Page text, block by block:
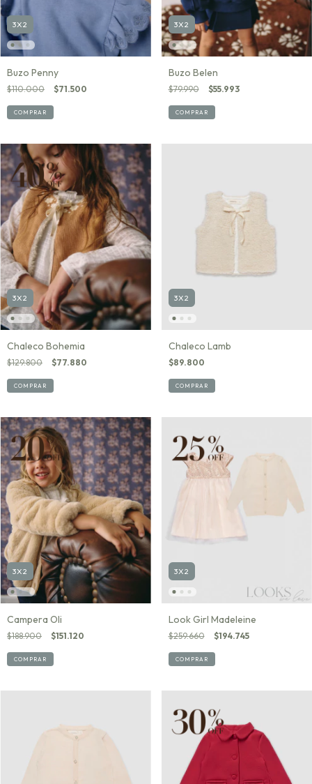
3X2
Buzo Penny
$110.000 $71.500
COMPRAR
3X2
Buzo Belen
$79.990 $55.993
COMPRAR
3X2
Chaleco Bohemia
$129.800 $77.880
COMPRAR
3X2
Chaleco Lamb
$89.800
COMPRAR
3X2
Campera Oli
$188.900 $151.120
COMPRAR
3X2
Look Girl Madeleine
$259.660 $194.745
COMPRAR